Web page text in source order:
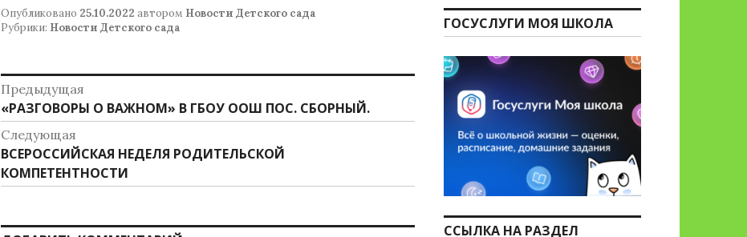
Опубликовано 25.10.2022 автором Новости Детского сада
Рубрики: Новости Детского сада
Навигация
по
записям
Предыдущая
Предыдущая
запись:
«РАЗГОВОРЫ О ВАЖНОМ» В ГБОУ ООШ ПОС. СБОРНЫЙ.
Следующая
Следующая
запись:
ВСЕРОССИЙСКАЯ НЕДЕЛЯ РОДИТЕЛЬСКОЙ
КОМПЕТЕНТНОСТИ
ГОСУСЛУГИ МОЯ ШКОЛА
ССЫЛКА НА РАЗДЕЛ